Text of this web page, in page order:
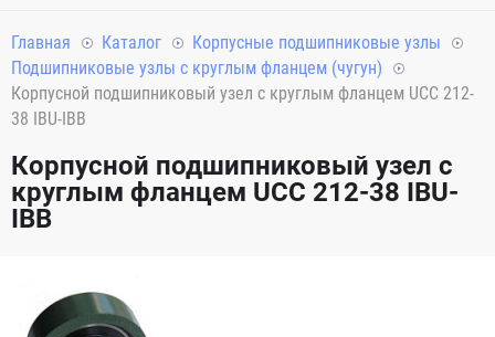
Главная Каталог
Корпусные подшипниковые узлы
Подшипниковые узлы с круглым фланцем (чугун)
Корпусной подшипниковый узел с круглым фланцем UCC 212-
38 IBU-IBB
Корпусной подшипниковый узел с
круглым фланцем UCC 212-38 IBU-
IBB